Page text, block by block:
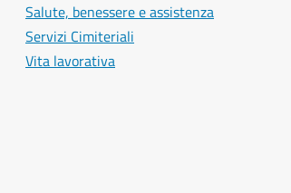
Salute, benessere e assistenza
Servizi Cimiteriali
Vita lavorativa